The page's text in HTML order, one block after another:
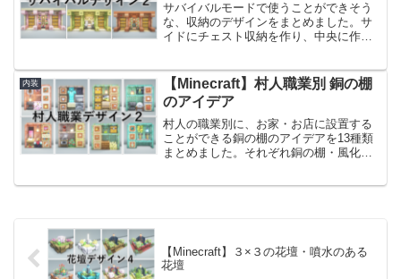
サバイバルモードで使うことができそう
な、収納のデザインをまとめました。サ
イドにチェスト収納を作り、中央に作業
ています。以前の投稿でもサバイバルで
使える装飾デザインをまと...
内装
【Minecraft】村人職業別 銅の棚
のアイデア
村人の職業別に、お家・お店に設置する
ことができる銅の棚のアイデアを13種類
まとめました。それぞれ銅の棚・風化し
【Minecraft】３×３の花壇・噴水のある
花壇